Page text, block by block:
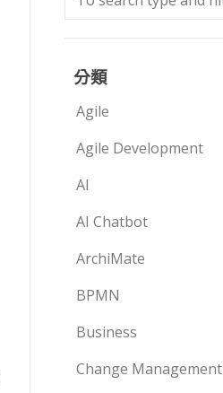
分類
Agile
Agile Development
AI
AI Chatbot
ArchiMate
BPMN
Business
Change Management